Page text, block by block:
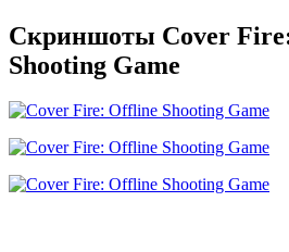
Скриншоты Cover
Shooting Game